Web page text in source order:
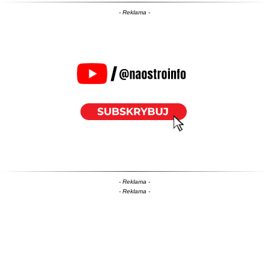
- Reklama -
- Reklama -
- Reklama -